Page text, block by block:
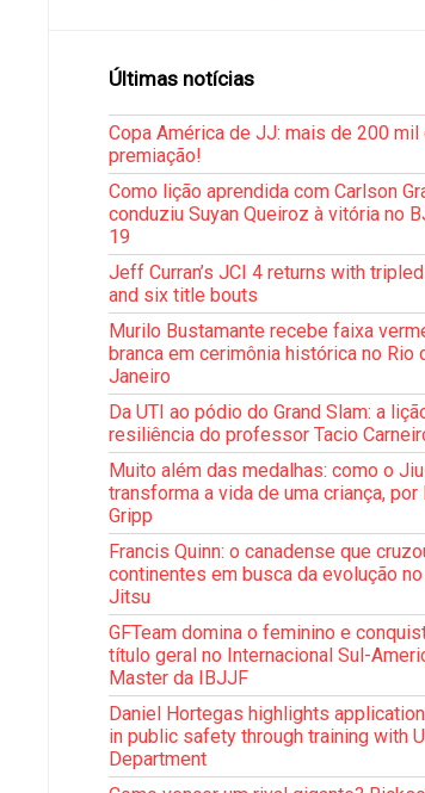
Últimas notícias
Copa América de JJ: mais de 200 mil
premiação!
Como lição aprendida com Carlson
conduziu Suyan Queiroz à vitória no
19
Jeff Curran’s JCI 4 returns with
and six title bouts
Murilo Bustamante recebe faixa
branca em cerimônia histórica no Rio
Janeiro
Da UTI ao pódio do Grand Slam: a
resiliência do professor Tacio
Muito além das medalhas: como o
transforma a vida de uma criança, por
Gripp
Francis Quinn: o canadense que
continentes em busca da evolução
Jitsu
GFTeam domina o feminino e
título geral no Internacional Sul-
Master da IBJJF
Daniel Hortegas highlights
in public safety through training with
Department